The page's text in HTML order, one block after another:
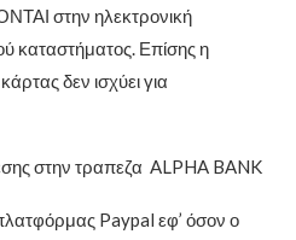
στην ηλεκτρονική
καταστήματος. Επίσης η
δεν ισχύει για
στην τραπεζα ALPHA BANK
Paypal εφ’ όσον ο